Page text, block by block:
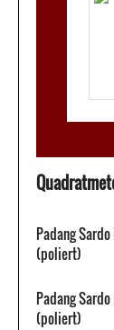
Padang
(poliert)
Padang
(poliert)